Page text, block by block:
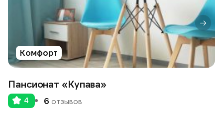
Комфорт
Пансионат «Купава»
4 6 отзывов